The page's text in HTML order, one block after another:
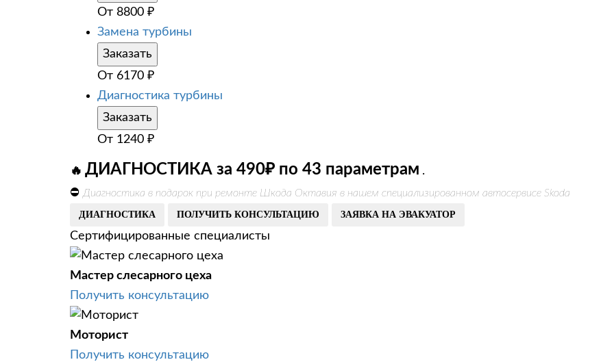
От 8800 ₽
Замена турбины
Заказать
От 6170 ₽
Диагностика турбины
Заказать
От 1240 ₽
🔥 ДИАГНОСТИКА за 490₽ по 43 параметрам .
⛔ Диагностика в подарок при ремонте Шкода Октавия в нашем специализированном автосервисе Skoda
ДИАГНОСТИКА ПОЛУЧИТЬ КОНСУЛЬТАЦИЮ ЗАЯВКА НА ЭВАКУАТОР
Сертифицированные специалисты
Мастер слесарного цеха
Получить консультацию
Моторист
Получить консультацию